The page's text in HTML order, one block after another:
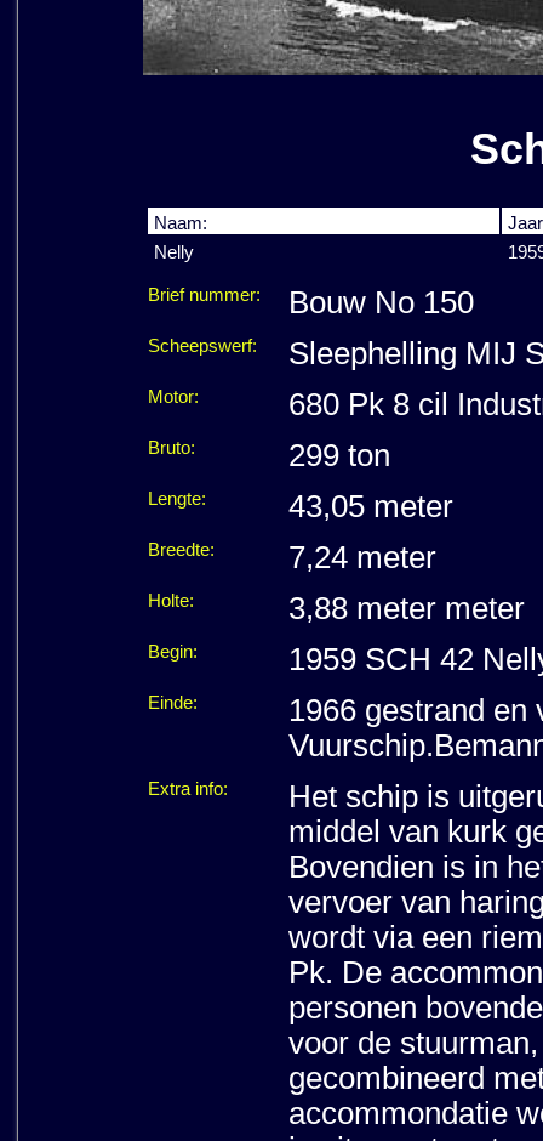
Naam:
Nelly
Brief nummer: Bouw No 150
Scheepswerf: Sleephelling MIJ
Motor: 680 Pk 8 cil
Bruto: 299 ton
Lengte: 43,05 meter
Breedte: 7,24 meter
Holte: 3,88 meter meter
Begin: 1959 SCH 42
Einde:
1966 gestrand en
Extra info:
Het schip is
middel van kurk
Bovendien is in
vervoer van
wordt via een
Pk. De
personen
voor de
gecombineerd
accommondatie